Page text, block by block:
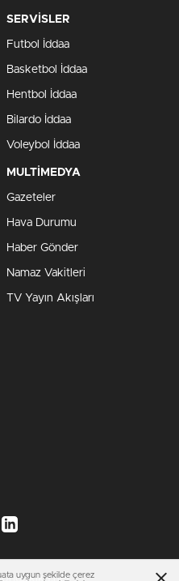
SERVİSLER
Futbol İddaa
Basketbol İddaa
Hentbol İddaa
Bilardo İddaa
Voleybol İddaa
MULTİMEDYA
Gazeteler
Hava Durumu
Haber Gönder
Namaz Vakitleri
TV Yayın Akışları
uygun şekilde çerez